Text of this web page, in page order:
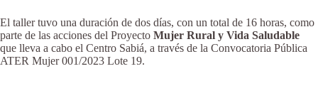
El taller tuvo una duración de dos días, con un total de 16 horas, como
parte de las acciones del Proyecto Mujer Rural y Vida Saludable
que lleva a cabo el Centro Sabiá, a través de la Convocatoria Pública
ATER Mujer 001/2023 Lote 19.